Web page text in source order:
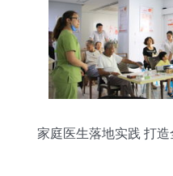
家庭医生落地实践 打